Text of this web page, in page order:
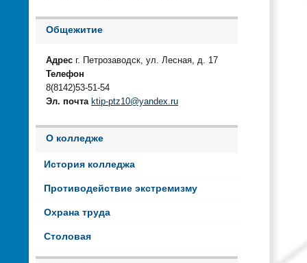
Общежитие
Адрес г. Петрозаводск, ул. Лесная, д. 17
Телефон
8(8142)53-51-54
Эл. почта ktip-ptz10@yandex.ru
О колледже
История колледжа
Противодействие экстремизму
Охрана труда
Столовая